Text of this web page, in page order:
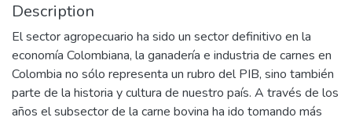
Description
El sector agropecuario ha sido un sector definitivo en la
economía Colombiana, la ganadería e industria de carnes en
Colombia no sólo representa un rubro del PIB, sino también
parte de la historia y cultura de nuestro país. A través de los
años el subsector de la carne bovina ha ido tomando más